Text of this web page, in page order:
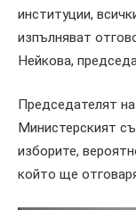
институции,
изпълняват
Нейкова,
Председателят
Министерският
изборите,
който ще